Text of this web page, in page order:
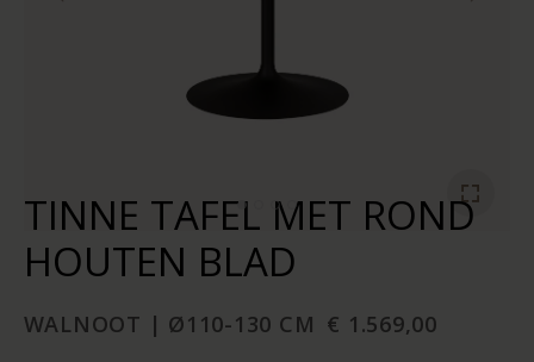
TINNE TAFEL MET ROND
HOUTEN BLAD
WALNOOT | Ø110-130 CM € 1.569,00